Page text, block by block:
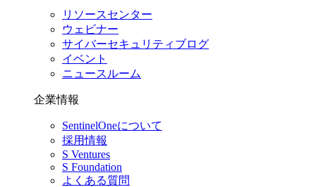
リソースセンター
ウェビナー
サイバーセキュリティブログ
イベント
ニュースルーム
企業情報
SentinelOneについて
採用情報
S Ventures
S Foundation
よくある質問